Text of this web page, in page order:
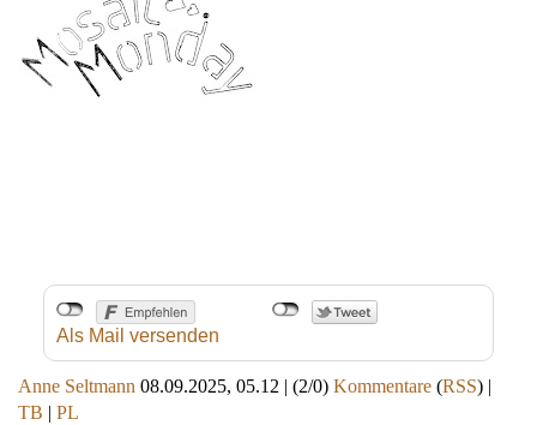
Als Mail versenden
Anne Seltmann 08.09.2025, 05.12 | (2/0) Kommentare (RSS) |
TB | PL